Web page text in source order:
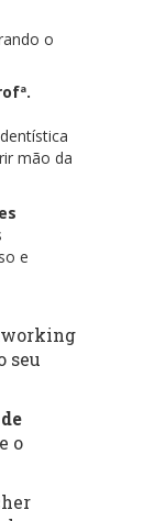
o
mão da
e
seu
o